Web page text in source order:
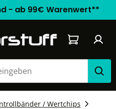
- ab 99€ Warenwert**
Warenkorb
/ Wertchips